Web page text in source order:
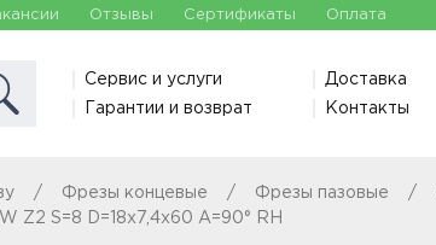
Отзывы Сертификаты Оплата
Сервис и услуги
Гарантии и возврат
Доставка
Контакты
Фрезы концевые Фрезы пазовые
Z2 S=8 D=18x7,4x60 A=90° RH